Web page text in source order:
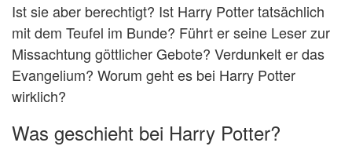
Ist sie aber berechtigt? Ist Harry Potter tatsächlich
mit dem Teufel im Bunde? Führt er seine Leser zur
Missachtung göttlicher Gebote? Verdunkelt er das
Evangelium? Worum geht es bei Harry Potter
wirklich?
Was geschieht bei Harry Potter?